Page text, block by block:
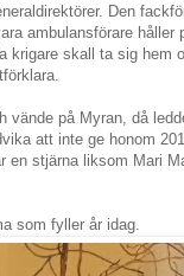
Den
ambulansförare
krigare skall ta sig hem
vände på Myran, då
att inte ge honom
en stjärna liksom Mari
som fyller år idag.